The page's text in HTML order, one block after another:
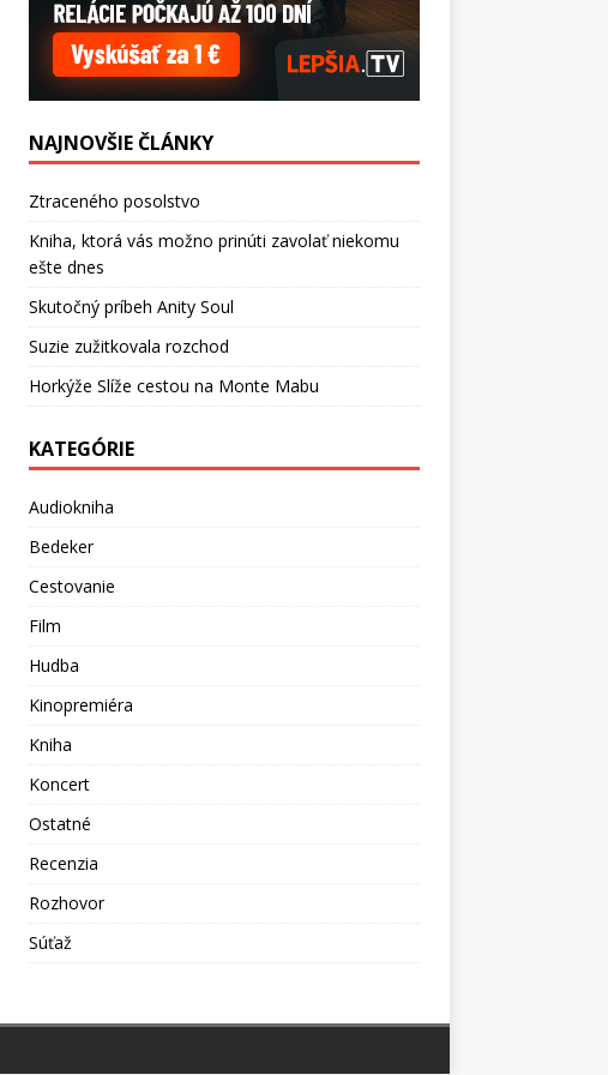
NAJNOVŠIE ČLÁNKY
Ztraceného posolstvo
Kniha, ktorá vás možno prinúti zavolať niekomu
ešte dnes
Skutočný príbeh Anity Soul
Suzie zužitkovala rozchod
Horkýže Slíže cestou na Monte Mabu
KATEGÓRIE
Audiokniha
Bedeker
Cestovanie
Film
Hudba
Kinopremiéra
Kniha
Koncert
Ostatné
Recenzia
Rozhovor
Súťaž